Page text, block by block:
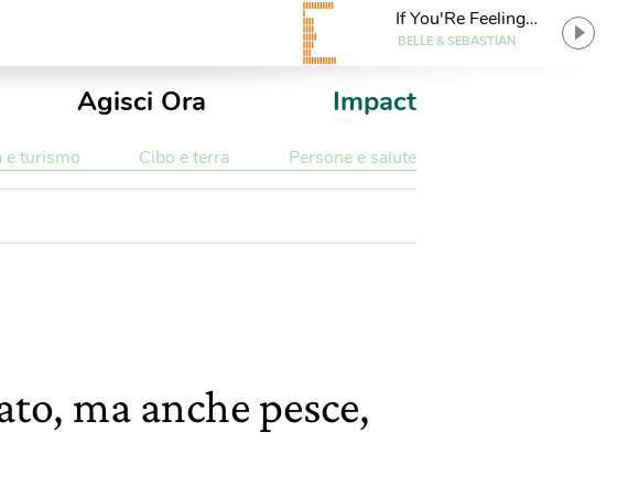
If You'Re Feeling
Sinister
BELLE & SEBASTIAN
Agisci Ora Impact
e turismo Cibo e terra Persone e salute
ma anche pesce,